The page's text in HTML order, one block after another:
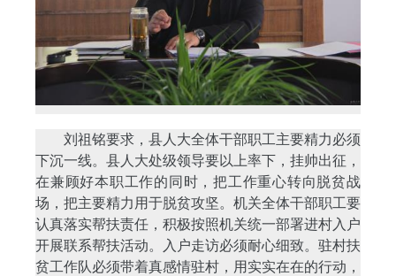
刘祖铭要求，县人大全体干部职工主要精力必须
下沉一线。县人大处级领导要以上率下，挂帅出征，
在兼顾好本职工作的同时，把工作重心转向脱贫战
场，把主要精力用于脱贫攻坚。机关全体干部职工要
认真落实帮扶责任，积极按照机关统一部署进村入户
开展联系帮扶活动。入户走访必须耐心细致。驻村扶
贫工作队必须带着真感情驻村，用实实在在的行动，